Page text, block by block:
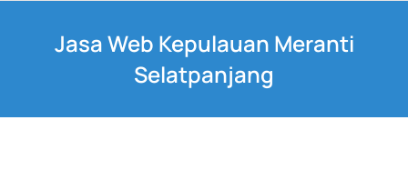
Jasa Web Kepulauan Meranti
Selatpanjang